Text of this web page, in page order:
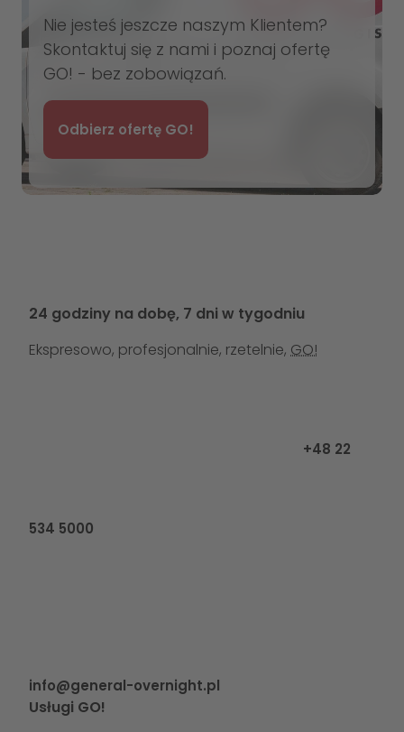
Nie jesteś jeszcze naszym Klientem?
Skontaktuj się z nami i poznaj ofertę
GO! - bez zobowiązań.
Odbierz ofertę GO!
24 godziny na dobę, 7 dni w tygodniu
Ekspresowo, profesjonalnie, rzetelnie, GO!
+48 22
534 5000
info@general-overnight.pl
Usługi GO!